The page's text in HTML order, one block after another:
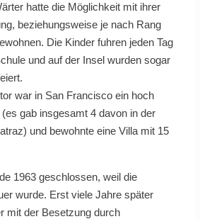
hatte die Möglichkeit mit ihrer
beziehungsweise je nach Rang
Die Kinder fuhren jeden Tag
und auf der Insel wurden sogar
war in San Francisco ein hoch
gab insgesamt 4 davon in der
und bewohnte eine Villa mit 15
1963 geschlossen, weil die
wurde. Erst viele Jahre später
mit der Besetzung durch